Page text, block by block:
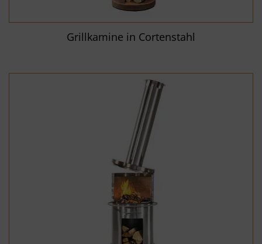
Grillkamine in Cortenstahl